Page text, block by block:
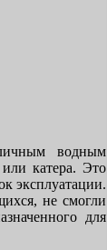
водным
катера. Это
эксплуатации.
не смогли
для